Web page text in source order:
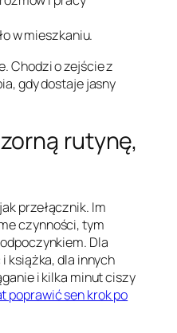
w mieszkaniu.
Chodzi o zejście z
gdy dostaje jasny
rutynę,
przełącznik. Im
czynności, tym
Dla
książka, dla innych
i kilka minut ciszy
poprawić sen krok po